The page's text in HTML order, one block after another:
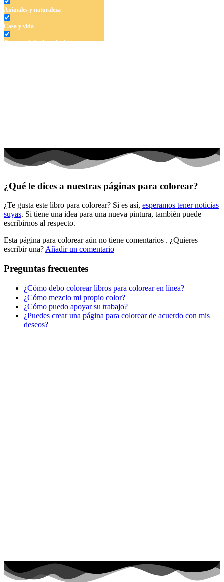
Animales y naturaleza
Casa y vida
Cuentos de hadas y hadas
Halloween y otoño
Mandalas
Música e instrumentos musicales
Peluches y caballos
Primavera y pascua
Transporte
Verano y vacaciones
Libros para colorear para niños
Nezaradené
¿Qué le dices a nuestras páginas para colorear?
¿Te gusta este libro para colorear? Si es así, esperamos tener noticias
suyas. Si tiene una idea para una nueva pintura, también puede
escribirnos al respecto.
Esta página para colorear aún no tiene comentarios . ¿Quieres
escribir una? Añadir un comentario
Preguntas frecuentes
¿Cómo debo colorear libros para colorear en línea?
¿Cómo mezclo mi propio color?
¿Cómo puedo apoyar su trabajo?
¿Puedes crear una página para colorear de acuerdo con mis
deseos?